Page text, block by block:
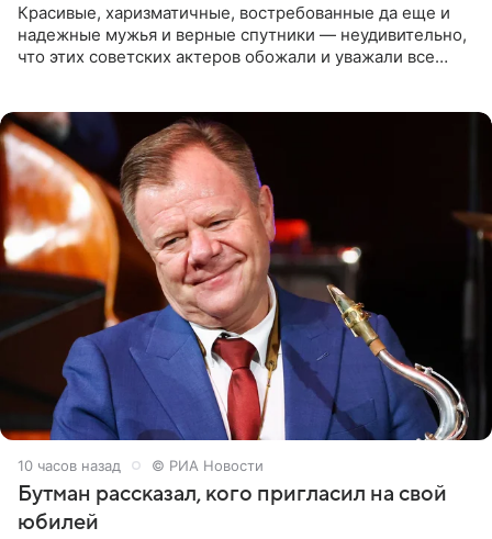
Красивые, харизматичные, востребованные да еще и
надежные мужья и верные спутники — неудивительно,
что этих советских актеров обожали и уважали все
10 часов назад © РИА Новости
Бутман рассказал, кого пригласил на свой
юбилей